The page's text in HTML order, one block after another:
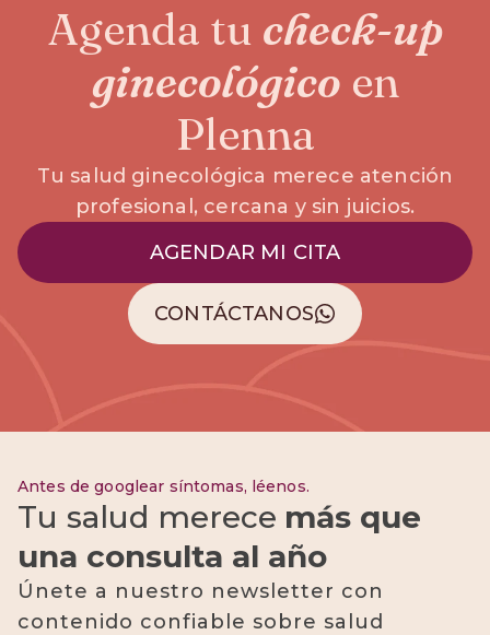
Agenda tu check-up
ginecológico en
Plenna
Tu salud ginecológica merece atención
profesional, cercana y sin juicios.
AGENDAR MI CITA
CONTÁCTANOS
Antes de googlear síntomas, léenos.
Tu salud merece más que
una consulta al año
Únete a nuestro newsletter con
contenido confiable sobre salud